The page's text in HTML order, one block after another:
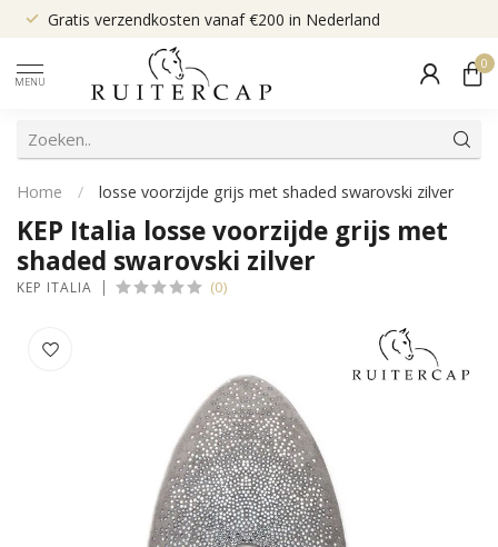
Gratis verzendkosten vanaf €200 in Nederland
MENU
0
Home / losse voorzijde grijs met shaded swarovski zilver
KEP Italia losse voorzijde grijs met
shaded swarovski zilver
KEP ITALIA (0)